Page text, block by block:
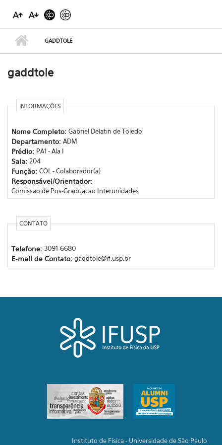
GADDTOLE
gaddtole
INFORMAÇÕES
Nome Completo: Gabriel Delatin de Toledo
Departamento: ADM
Prédio: PA1 - Ala I
Sala: 204
Função: COL - Colaborador(a)
Responsável/Orientador:
Comissao de Pos-Graduacao Interunidades
CONTATO
Telefone: 3091-6680
E-mail de Contato: gaddtole@if.usp.br
Instituto de Física - Universidade de São Paulo